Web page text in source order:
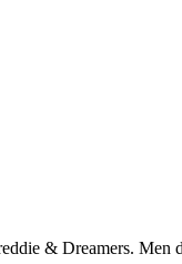
& Dreamers.